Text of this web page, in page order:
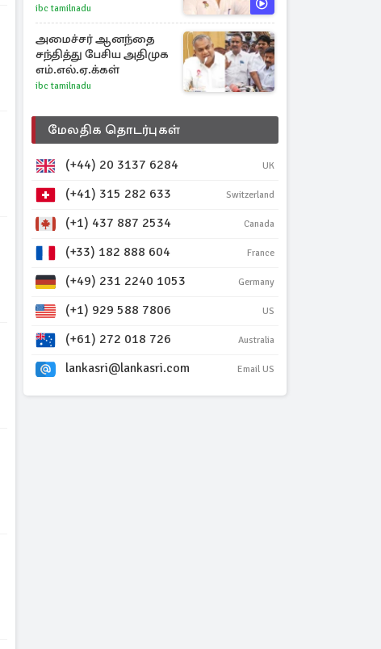
ibc tamilnadu
அமைச்சர் ஆனந்தை
சந்தித்து பேசிய அதிமுக
எம்.எல்.ஏ.க்கள்
ibc tamilnadu
மேலதிக தொடர்புகள்
(+44) 20 3137 6284 UK
(+41) 315 282 633 Switzerland
(+1) 437 887 2534 Canada
(+33) 182 888 604 France
(+49) 231 2240 1053 Germany
(+1) 929 588 7806 US
(+61) 272 018 726 Australia
lankasri@lankasri.com Email US